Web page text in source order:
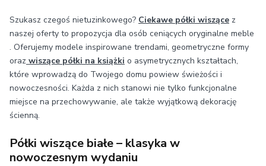
Szukasz czegoś nietuzinkowego? Ciekawe półki wiszące z
naszej oferty to propozycja dla osób ceniących oryginalne meble
. Oferujemy modele inspirowane trendami, geometryczne formy
oraz wiszące półki na książki o asymetrycznych kształtach,
które wprowadzą do Twojego domu powiew świeżości i
nowoczesności. Każda z nich stanowi nie tylko funkcjonalne
miejsce na przechowywanie, ale także wyjątkową dekorację
ścienną.
Półki wiszące białe – klasyka w
nowoczesnym wydaniu